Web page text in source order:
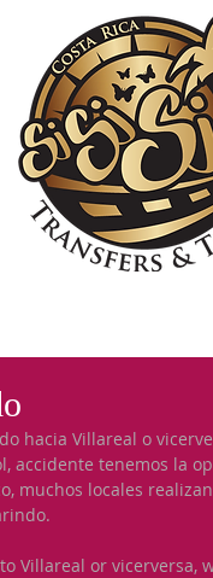
hacia Villareal o
accidente tenemos la
muchos locales
Villareal or vicerversa,